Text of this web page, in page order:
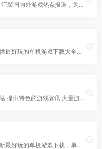
52pk游戏网是中文游戏门户站，汇聚国内外游戏热点报道，为千万网站用户365天提供权威游戏资讯，全方位打造免费中文网游单机游戏下载大全。
玩游戏是知名单机游戏门户，提供最好玩的单机游戏下载大全、单机游戏中文版下载，包括最新经典的国内外大型单机游戏、街机游戏、单机小游戏，免费单机游戏下载上玩游戏网。
游民星空是国内单机游戏门户网站,提供特色的游戏资讯,大量游戏攻略,经验,评测文章,以及热门游戏资料专题
游戏下载为单机游戏玩家提供最新最好玩的单机游戏下载，单机游戏下载大全中文版下载。还有海量丰富的单机游戏补丁、单机游戏攻略秘籍、单机游戏评测专题等精彩内容。